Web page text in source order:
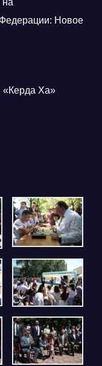
на
Федерации: Новое
«Керда Ха»